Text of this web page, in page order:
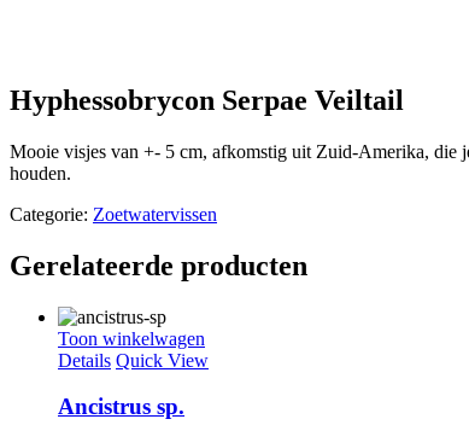
Hyphessobrycon Serpae Veiltail
Mooie visjes van +- 5 cm, afkomstig uit Zuid-Amerika, die
houden.
Categorie: Zoetwatervissen
Gerelateerde producten
Toon winkelwagen
Details Quick View
Ancistrus sp.